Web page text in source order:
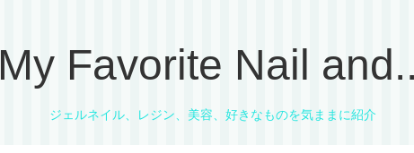
My Favorite Nail
ジェルネイル、レジン、美容、好きなものを気ままに紹介